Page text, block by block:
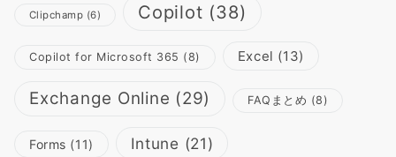
Clipchamp (6) Copilot (38)
Copilot for Microsoft 365 (8) Excel (13)
Exchange Online (29) FAQまとめ (8)
Forms (11) Intune (21)